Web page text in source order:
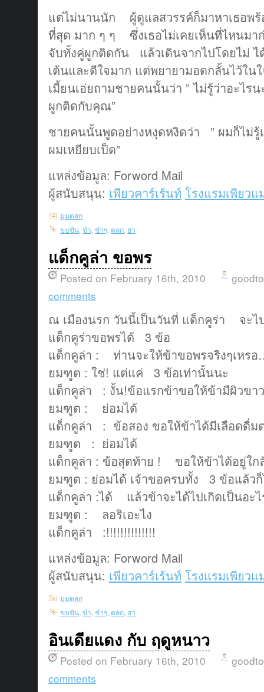
แต่ไม่นานนัก ผู้ดูแลสวรรค์ก็มาหาเธอพ
ที่สุด มาก ๆ ๆ ซึ่งเธอไม่เคยเห็นที่ไหนม
จับทั้งคู่ผูกติดกัน แล้วเดินจากไปโดยไม่
เต้นและดีใจมาก แต่พยายามอดกลั้นไว้ใ
เมี้ยนเอ่ยถามชายคนนั้นว่า ” ไม่รู้ว่าอะไ
ผูกติดกับคุณ”
ชายคนนั้นพูดอย่างหงุดหงิดว่า ” ผมก็ไม่รู้
ผมเหยียบเป็ด”
แหล่งข้อมูล: Forword Mail
ผู้สนับสนุน: เพียวคาร์เร้นท์ โรงแรมเพียว
มุมตลก
ขบขัน ขำ ขำๆ ตลก ฮา
แด็กคูล่า ขอพร
Posted on February 16th, 2010
comments
ณ เมืองนรก วันนี้เป็นวันที่ แด็กคูร่า จะไ
แด็กคูร่าขอพรได้ 3 ข้อ
แด็กคูล่า : ท่านจะให้ข้าขอพรจริงๆเหร
ยมฑูต : ใช่! แต่แค่ 3 ข้อเท่านั้นนะ
แด็กคูล่า : งั้น!ข้อแรกข้าขอให้ข้ามีผิวขา
ยมฑูต : ย่อมได้
แด็กคูล่า : ข้อสอง ขอให้ข้าได้มีเลือดดื่ม
ยมฑูต : ย่อมได้
แด็กคูล่า : ข้อสุดท้าย ! ขอให้ข้าได้อยู่ใก
ยมฑูต : ย่อมได้ เจ้าขอครบทั้ง 3 ข้อแล้วก็
แด็กคูล่า :ได้ แล้วข้าจะได้ไปเกิดเป็นอะ
ยมฑูต : ลอริเอะไง
แด็กคูล่า :!!!!!!!!!!!!!!
แหล่งข้อมูล: Forword Mail
ผู้สนับสนุน: เพียวคาร์เร้นท์ โรงแรมเพียว
มุมตลก
ขบขัน ขำ ขำๆ ตลก ฮา
อินเดียแดง กับ ฤดูหนาว
Posted on February 16th, 2010
comments